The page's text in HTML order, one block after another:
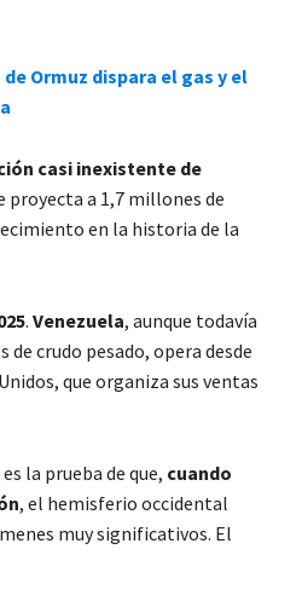
Ormuz dispara el gas y el
casi inexistente de
proyecta a 1,7 millones de
en la historia de la
. Venezuela, aunque todavía
crudo pesado, opera desde
que organiza sus ventas
la prueba de que, cuando
, el hemisferio occidental
muy significativos. El